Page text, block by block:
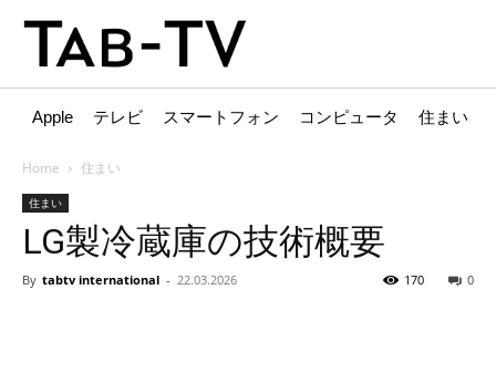
Apple テレビ スマートフォン コンピュータ 住まい
Home 住まい
住まい
LG製冷蔵庫の技術概要
By tabtv international - 22.03.2026 0
170